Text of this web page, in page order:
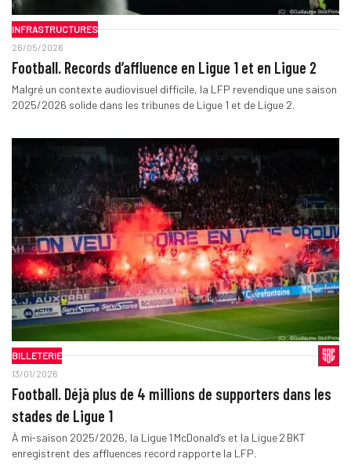
INFRASTRUCTURES
26/05/2026
Football. Records d’affluence en Ligue 1 et en Ligue 2
Malgré un contexte audiovisuel difficile, la LFP revendique une saison
2025/2026 solide dans les tribunes de Ligue 1 et de Ligue 2.
BILLETERIE
13/01/2026
Football. Déjà plus de 4 millions de supporters dans les
stades de Ligue 1
À mi‑saison 2025/2026, la Ligue 1 McDonald’s et la Ligue 2 BKT
enregistrent des affluences record rapporte la LFP.